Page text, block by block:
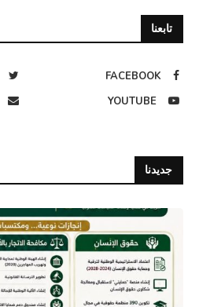
تابعنا
FACEBOOK
YOUTUBE
جديدنا